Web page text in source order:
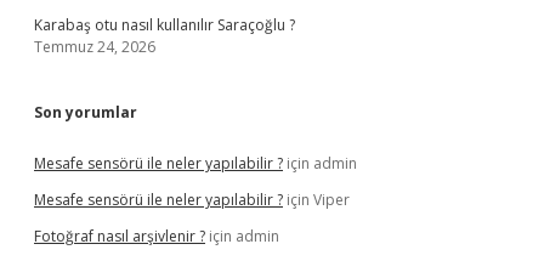
Karabaş otu nasıl kullanılır Saraçoğlu ?
Temmuz 24, 2026
Son yorumlar
Mesafe sensörü ile neler yapılabilir ? için admin
Mesafe sensörü ile neler yapılabilir ? için Viper
Fotoğraf nasıl arşivlenir ? için admin